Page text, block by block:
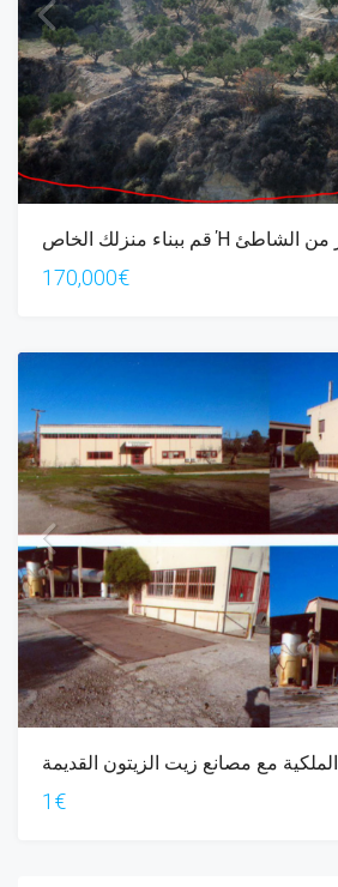
170,000€
الملكية مع مصانع زيت الزيتون القديمة
1€